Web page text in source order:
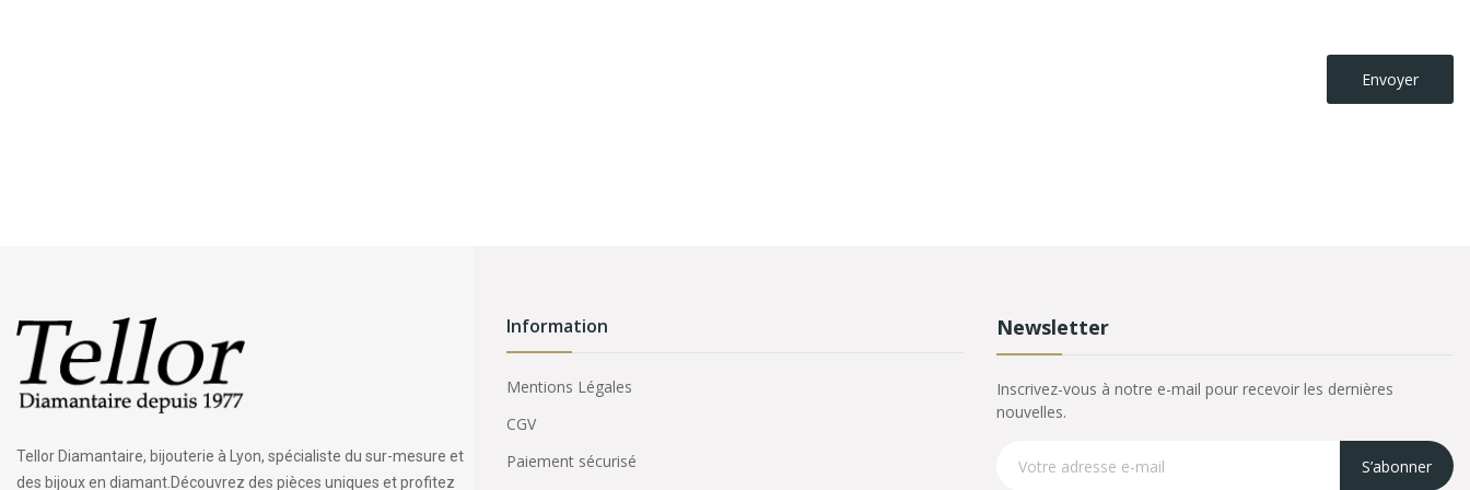
Tellor Diamantaire, bijouterie à Lyon, spécialiste du sur-mesure et
des bijoux en diamant.Découvrez des pièces uniques et profitez
Information
Mentions Légales
CGV
Paiement sécurisé
Newsletter
Inscrivez-vous à notre e-mail pour recevoir les dernières
nouvelles.
S’abonner